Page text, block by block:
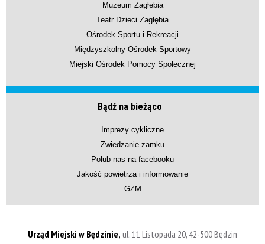
Muzeum Zagłębia
Teatr Dzieci Zagłębia
Ośrodek Sportu i Rekreacji
Międzyszkolny Ośrodek Sportowy
Miejski Ośrodek Pomocy Społecznej
Bądź na bieżąco
Imprezy cykliczne
Zwiedzanie zamku
Polub nas na facebooku
Jakość powietrza i informowanie
GZM
Urząd Miejski w Będzinie, ul. 11 Listopada 20, 42-500 Będzin